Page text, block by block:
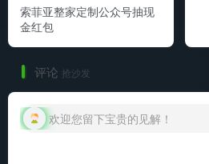
索菲亚整家定制公众号抽现
金红包
评论 抢沙发
欢迎您留下宝贵的见解！